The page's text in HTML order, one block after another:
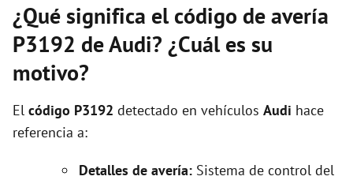
¿Qué significa el código de avería
P3192 de Audi? ¿Cuál es su
motivo?
El código P3192 detectado en vehículos Audi hace
referencia a:
Detalles de avería: Sistema de control del